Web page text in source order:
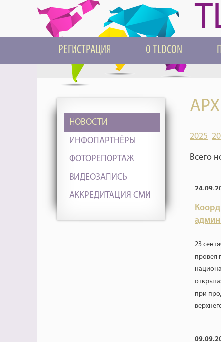
РЕГИСТРАЦИЯ О TLDCON
НОВОСТИ
ИНФОПАРТНЁРЫ
ФОТОРЕПОРТАЖ
ВИДЕОЗАПИСЬ
АККРЕДИТАЦИЯ СМИ
2025
Всего
23
провел
при